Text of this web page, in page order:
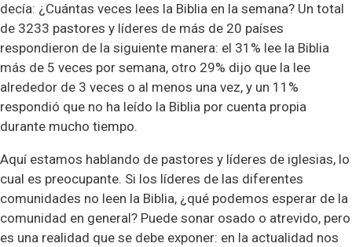
decía: ¿Cuántas veces lees la Biblia en la semana? Un total
de 3233 pastores y líderes de más de 20 países
respondieron de la siguiente manera: el 31% lee la Biblia
más de 5 veces por semana, otro 29% dijo que la lee
alrededor de 3 veces o al menos una vez, y un 11%
respondió que no ha leído la Biblia por cuenta propia
durante mucho tiempo.
Aquí estamos hablando de pastores y líderes de iglesias, lo
cual es preocupante. Si los líderes de las diferentes
comunidades no leen la Biblia, ¿qué podemos esperar de la
comunidad en general? Puede sonar osado o atrevido, pero
es una realidad que se debe exponer: en la actualidad nos